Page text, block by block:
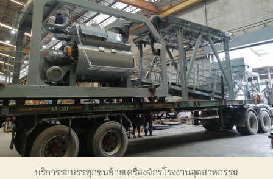
บริก
ขน
ย้าย
เครื่
กล
หนัก
อยุธ
บริการรถบรรทุกขนย้ายเครื่องจักรโรงงานอุตสาหกรรม